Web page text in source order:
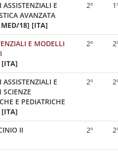
ASSISTENZIALI E
AVANZATA
18] [ITA]
2º
E MODELLI
[ITA]
2º
ASSISTENZIALI E
E PEDIATRICHE
[ITA]
2º
II
2º